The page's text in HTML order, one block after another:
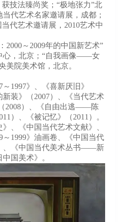
技法臻尚奖；“极地张力”北
代艺术名家邀请展，成都；
代艺术邀请展，2010艺术中
2000～2009年的中国新艺术”
心，北京；“自我画像——女
美院美术馆，北京。
～1997》、《喜新厌旧》
新装》（2007）、《当代艺术
2008）、《自由出逃——陈
）、《被记忆》（2011）。
》、《中国当代艺术文献》、
～1999》油画卷、《中国当代
、《中国当代美术丛书——新
国美术》。